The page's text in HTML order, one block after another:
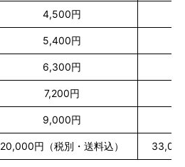
4,500円
5,400円
6,300円
7,200円
9,000円
20,000円（税別・送料込）